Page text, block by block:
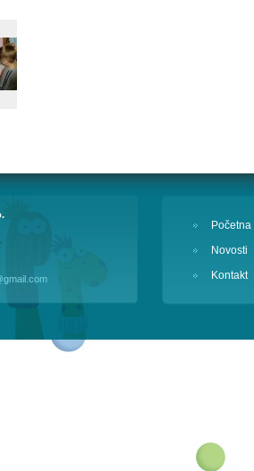
Početna
Novosti
Kontakt